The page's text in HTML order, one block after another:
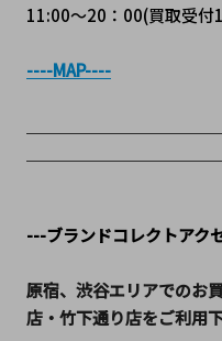
11:00～20：00(買取受付
----MAP----
---ブランドコレクトアク
原宿、渋谷エリアでのお
店・竹下通り店をご利用